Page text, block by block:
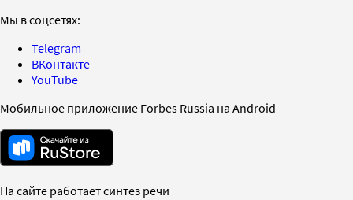
Мы в соцсетях:
Telegram
ВКонтакте
YouTube
Мобильное приложение Forbes Russia на Android
На сайте работает синтез речи